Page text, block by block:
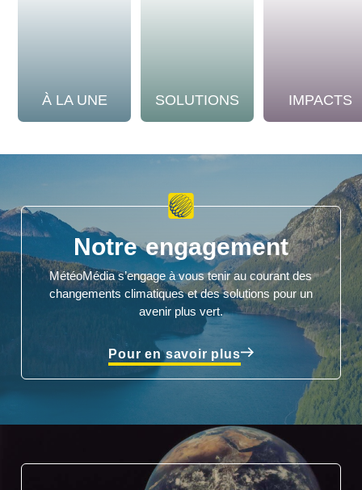
À LA UNE SOLUTIONS IMPACTS
Notre engagement
MétéoMédia s’engage à vous tenir au courant des
changements climatiques et des solutions pour un
avenir plus vert.
Pour en savoir plus